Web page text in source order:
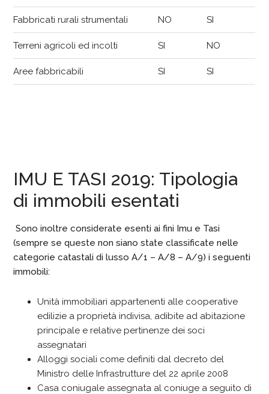
Fabbricati rurali strumentali NO SI
Terreni agricoli ed incolti SI NO
Aree fabbricabili SI SI
IMU E TASI 2019: Tipologia
di immobili esentati
Sono inoltre considerate esenti ai fini Imu e Tasi
(sempre se queste non siano state classificate nelle
categorie catastali di lusso A/1 – A/8 – A/9) i seguenti
immobili:
Unità immobiliari appartenenti alle cooperative
edilizie a proprietà indivisa, adibite ad abitazione
principale e relative pertinenze dei soci
assegnatari
Alloggi sociali come definiti dal decreto del
Ministro delle Infrastrutture del 22 aprile 2008
Casa coniugale assegnata al coniuge a seguito di